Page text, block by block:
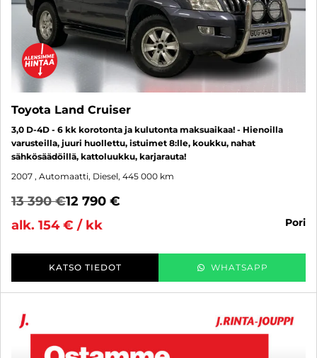
Toyota Land Cruiser
3,0 D-4D - 6 kk korotonta ja kulutonta maksuaikaa! - Hienoilla
varusteilla, juuri huollettu, istuimet 8:lle, koukku, nahat
sähkösäädöillä, kattoluukku, karjarauta!
2007 , Automaatti, Diesel, 445 000 km
13 390 €12 790 €
alk. 154 € / kk
pori
KATSO TIEDOT WHATSAPP